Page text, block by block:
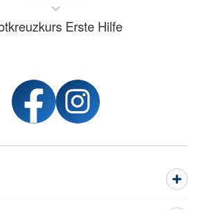
Erste Hilfe